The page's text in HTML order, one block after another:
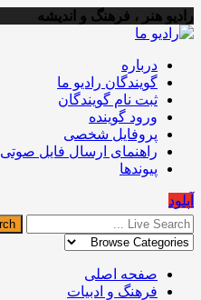
رادیو هنر ، فرهنگ و اندیشه
درباره
گویندگان رادیو ما
ثبت نام گویندگان
ورود گوینده
پروفایل شخصی
راهنمای ارسال فایل صوتی
پیوندها
آپلود
صفحه اصلی
فرهنگ و ادبیات